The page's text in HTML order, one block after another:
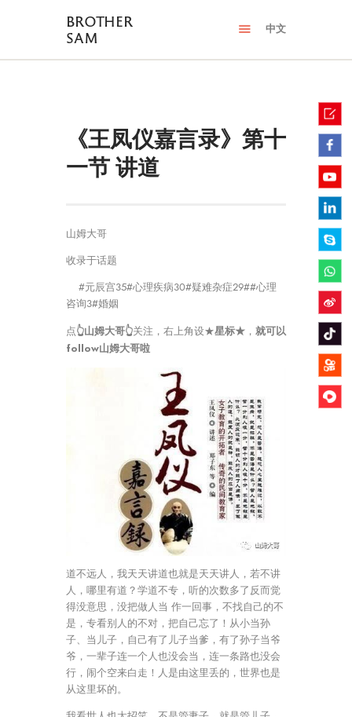
BROTHER
SAM
中文
《王凤仪嘉言录》第十
一节 讲道
山姆大哥
收录于话题
#元辰宫35#心理疾病30#疑难杂症29##心理
咨询3#婚姻
点👆山姆大哥👆关注，右上角设★星标★ ， 就可以
follow山姆大哥啦
道不远人，我天天讲道也就是天天讲人，若不讲
人，哪里有道？学道不专，听的次数多了反而觉
得没意思，没把做人当 作一回事，不找自己的不
是，专看别人的不对，把自己忘了！从小当孙
子、当儿子，自己有了儿子当爹，有了孙子当爷
爷，一辈子连一个人也没会当，连一条路也没会
行，闹个空来白走！人是由这里丢的，世界也是
从这里坏的。